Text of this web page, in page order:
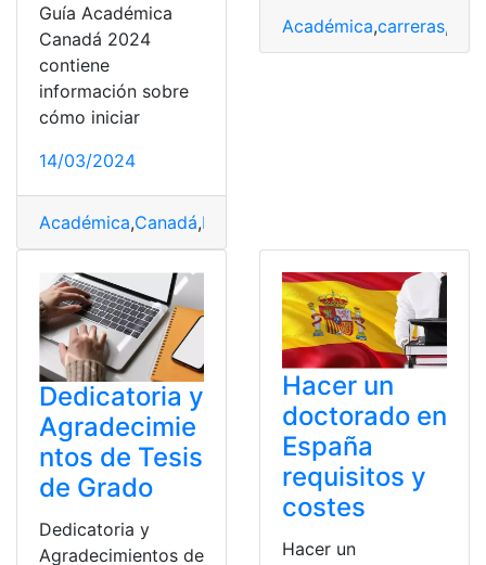
Guía Académica
Canadá 2024
contiene
información sobre
cómo iniciar
14/03/2024
Académica,Canadá,Ecuatorianos
Académica,carreras,
Dedicatoria y
Agradecimie
ntos de Tesis
de Grado
Dedicatoria y
Agradecimientos de
Hacer un
doctorado en
España
requisitos y
costes
Hacer un